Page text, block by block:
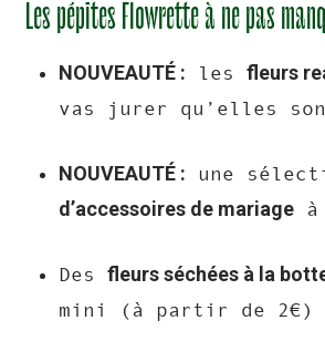
Les pépites Flowrette à ne pas
NOUVEAUTÉ : les fleurs
vas jurer qu’elles
NOUVEAUTÉ : une
d’accessoires de mariage à
Des fleurs séchées à la
mini (à partir de 2€)